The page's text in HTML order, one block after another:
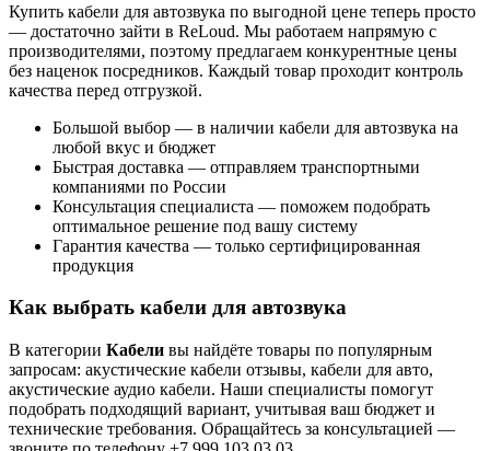
Купить кабели для автозвука по выгодной цене теперь просто
— достаточно зайти в ReLoud. Мы работаем напрямую с
производителями, поэтому предлагаем конкурентные цены
без наценок посредников. Каждый товар проходит контроль
качества перед отгрузкой.
Большой выбор — в наличии кабели для автозвука на
любой вкус и бюджет
Быстрая доставка — отправляем транспортными
компаниями по России
Консультация специалиста — поможем подобрать
оптимальное решение под вашу систему
Гарантия качества — только сертифицированная
продукция
Как выбрать кабели для автозвука
В категории Кабели вы найдёте товары по популярным
запросам: акустические кабели отзывы, кабели для авто,
акустические аудио кабели. Наши специалисты помогут
подобрать подходящий вариант, учитывая ваш бюджет и
технические требования. Обращайтесь за консультацией —